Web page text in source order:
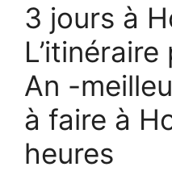
3 jours à
An -
à faire à
heures